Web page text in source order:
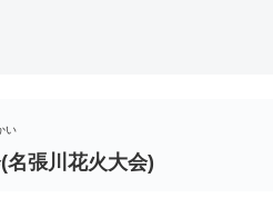
い
名張川花火大会)